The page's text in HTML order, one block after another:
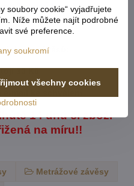
2 stejné kusy ).
a závěsů:
30 Kč
14 dnů či zboží
na míru!!
Metrážové závěsy
soubory cookie“ vyjadřujete
Níže můžete najít podrobné
své preference.
soukromí
všechny cookies